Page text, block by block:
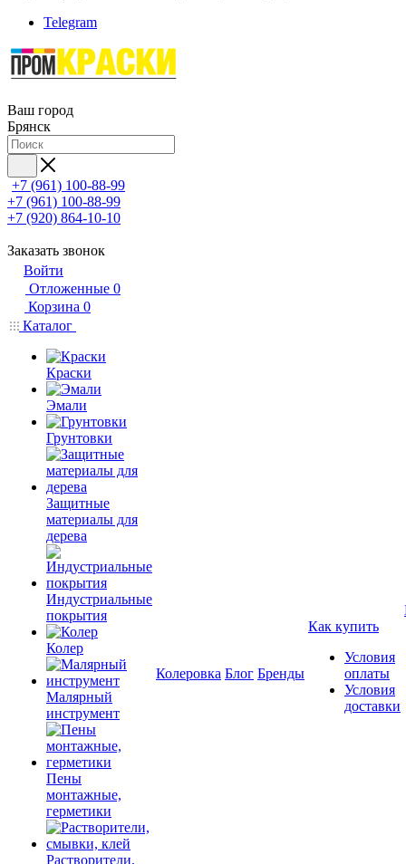
Telegram
Ваш город
Брянск
+7 (961) 100-88-99
+7 (961) 100-88-99
+7 (920) 864-10-10
Заказать звонок
Войти
Отложенные 0
Корзина 0
Каталог
Краски
Эмали
Грунтовки
Защитные
материалы для
дерева
Индустриальные
покрытия
Колер
Малярный
инструмент
Пены
монтажные,
герметики
Растворители,
Колеровка Блог Бренды
Как купить
Условия
оплаты
Условия
доставки